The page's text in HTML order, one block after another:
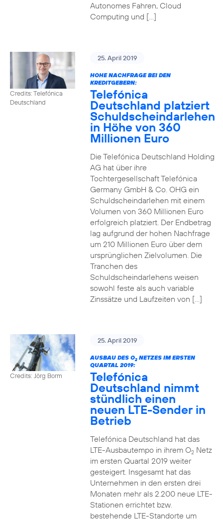
Autonomes Fahren, Cloud
Computing und […]
Credits: Telefónica
Deutschland
25. April 2019
HOHE NACHFRAGE BEI DEN
KREDITGEBERN:
Telefónica
Deutschland platziert
Schuldscheindarlehen
in Höhe von 360
Millionen Euro
Die Telefónica Deutschland Holding
AG hat über ihre
Tochtergesellschaft Telefónica
Germany GmbH & Co. OHG ein
Schuldscheindarlehen mit einem
Volumen von 360 Millionen Euro
erfolgreich platziert. Der Endbetrag
lag aufgrund der hohen Nachfrage
um 210 Millionen Euro über dem
ursprünglichen Zielvolumen. Die
Tranchen des
Schuldscheindarlehens weisen
sowohl feste als auch variable
Zinssätze und Laufzeiten von […]
Credits: Jörg Borm
25. April 2019
AUSBAU DES O2NETZES IM ERSTEN
QUARTAL 2019:
Telefónica
Deutschland nimmt
stündlich einen
neuen LTE-Sender in
Betrieb
Telefónica Deutschland hat das
LTE-Ausbautempo in ihrem O2Netz
im ersten Quartal 2019 weiter
gesteigert. Insgesamt hat das
Unternehmen in den ersten drei
Monaten mehr als 2.200 neue LTE-
Stationen errichtet bzw.
bestehende LTE-Standorte um